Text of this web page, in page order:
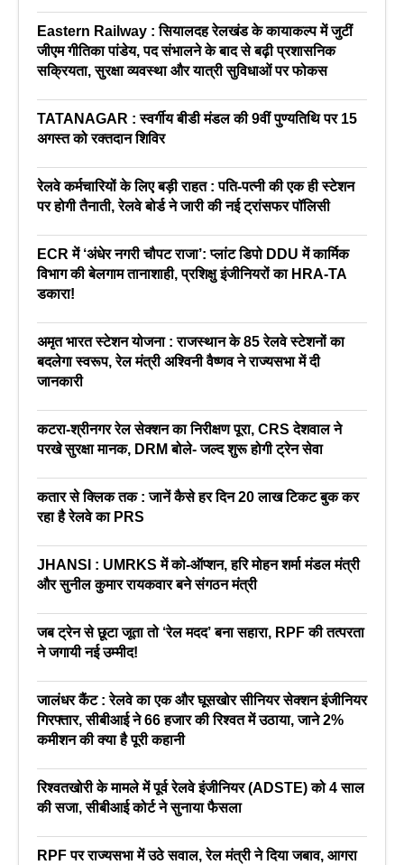
Eastern Railway : सियालदह रेलखंड के कायाकल्प में जुटीं
जीएम गीतिका पांडेय, पद संभालने के बाद से बढ़ी प्रशासनिक
सक्रियता, सुरक्षा व्यवस्था और यात्री सुविधाओं पर फोकस
TATANAGAR : स्वर्गीय बीडी मंडल की 9वीं पुण्यतिथि पर 15
अगस्त को रक्तदान शिविर
रेलवे कर्मचारियों के लिए बड़ी राहत : पति-पत्नी की एक ही स्टेशन
पर होगी तैनाती, रेलवे बोर्ड ने जारी की नई ट्रांसफर पॉलिसी
ECR में ‘अंधेर नगरी चौपट राजा’: प्लांट डिपो DDU में कार्मिक
विभाग की बेलगाम तानाशाही, प्रशिक्षु इंजीनियरों का HRA-TA
डकारा!
अमृत भारत स्टेशन योजना : राजस्थान के 85 रेलवे स्टेशनों का
बदलेगा स्वरूप, रेल मंत्री अश्विनी वैष्णव ने राज्यसभा में दी
जानकारी
कटरा-श्रीनगर रेल सेक्शन का निरीक्षण पूरा, CRS देशवाल ने
परखे सुरक्षा मानक, DRM बोले- जल्द शुरू होगी ट्रेन सेवा
कतार से क्लिक तक : जानें कैसे हर दिन 20 लाख टिकट बुक कर
रहा है रेलवे का PRS
JHANSI : UMRKS में को-ऑप्शन, हरि मोहन शर्मा मंडल मंत्री
और सुनील कुमार रायकवार बने संगठन मंत्री
जब ट्रेन से छूटा जूता तो ‘रेल मदद’ बना सहारा, RPF की तत्परता
ने जगायी नई उम्मीद!
जालंधर कैंट : रेलवे का एक और घूसखोर सीनियर सेक्शन इंजीनियर
गिरफ्तार, सीबीआई ने 66 हजार की रिश्वत में उठाया, जाने 2%
कमीशन की क्या है पूरी कहानी
रिश्वतखोरी के मामले में पूर्व रेलवे इंजीनियर (ADSTE) को 4 साल
की सजा, सीबीआई कोर्ट ने सुनाया फैसला
RPF पर राज्यसभा में उठे सवाल, रेल मंत्री ने दिया जबाव, आगरा